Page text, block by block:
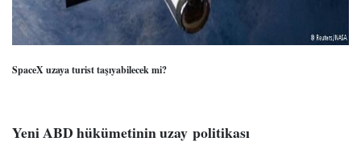
SpaceX uzaya turist taşıyabilecek mi?
Yeni ABD hükümetinin uzay politikası